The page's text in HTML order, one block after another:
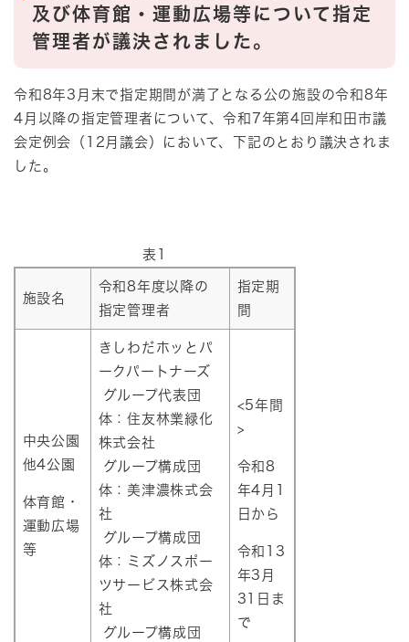
及び体育館・運動広場等について指定
管理者が議決されました。
令和8年3月末で指定期間が満了となる公の施設の令和8年
4月以降の指定管理者について、令和7年第4回岸和田市議
会定例会（12月議会）において、下記のとおり議決されま
した。
表1
施設名
令和8年度以降の
指定管理者
指定期
間
中央公園
他4公園
体育館・
運動広場
等
きしわだホッとパ
ークパートナーズ
グループ代表団
体：住友林業緑化
株式会社
グループ構成団
体：美津濃株式会
社
グループ構成団
体：ミズノスポー
ツサービス株式会
社
​ グループ構成団
<5年間
>
令和8
年4月1
日から
令和13
年3月
31日ま
で